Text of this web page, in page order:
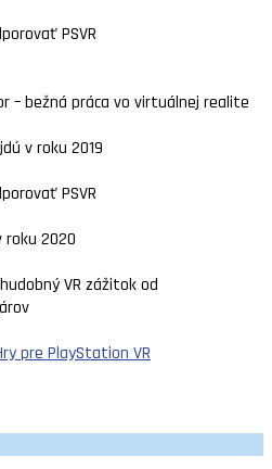
PSVR
– bežná práca vo virtuálnej realite
v roku 2019
PSVR
roku 2020
VR zážitok od
pre PlayStation VR